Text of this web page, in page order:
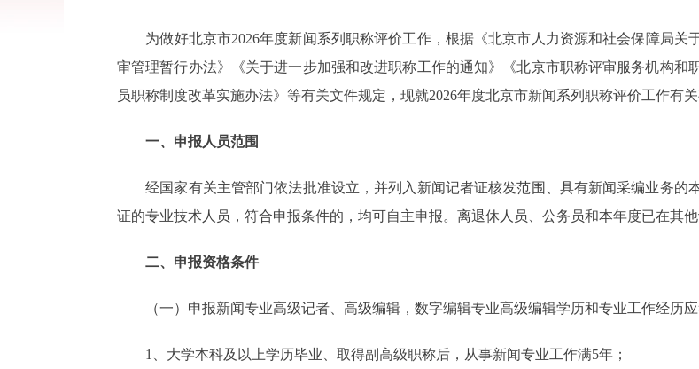
为做好北京市2026年度新闻系列职称评价工作，根据《北京市人力资源和社会保障局关
审管理暂行办法》《关于进一步加强和改进职称工作的通知》《北京市职称评审服务机构和
员职称制度改革实施办法》等有关文件规定，现就2026年度北京市新闻系列职称评价工作有关
一、申报人员范围
经国家有关主管部门依法批准设立，并列入新闻记者证核发范围、具有新闻采编业务的
证的专业技术人员，符合申报条件的，均可自主申报。离退休人员、公务员和本年度已在其
二、申报资格条件
（一）申报新闻专业高级记者、高级编辑，数字编辑专业高级编辑学历和专业工作经历应
1、大学本科及以上学历毕业、取得副高级职称后，从事新闻专业工作满5年；